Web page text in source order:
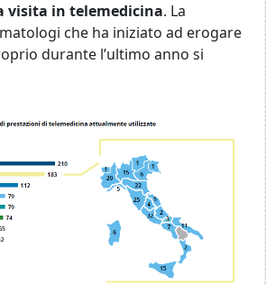
visita in telemedicina. La
che ha iniziato ad erogare
durante l’ultimo anno si